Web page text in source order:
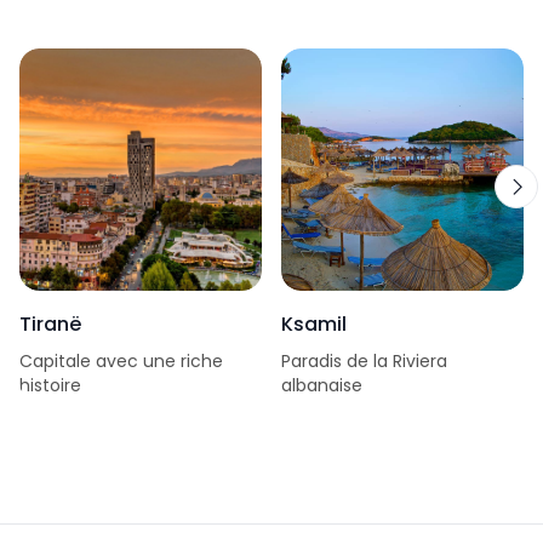
Tiranë
Capitale avec une riche
histoire
Ksamil
Paradis de la Riviera
albanaise